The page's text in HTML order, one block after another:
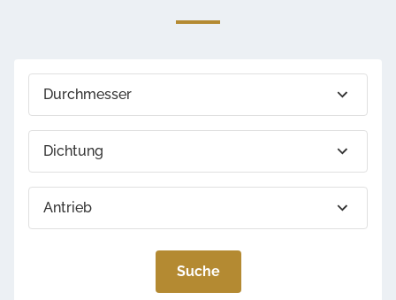
Steuerung und Signalisierung
Durchmesser
Dichtung
Antrieb
Suche